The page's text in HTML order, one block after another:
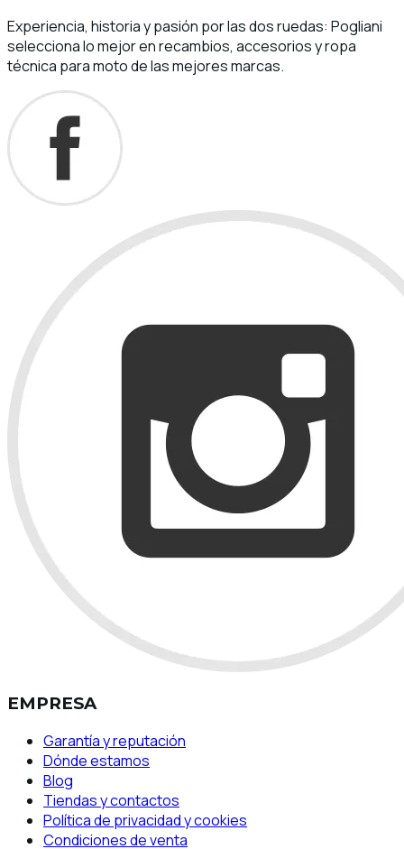
Experiencia, historia y pasión por las dos ruedas: Pogliani
selecciona lo mejor en recambios, accesorios y ropa
técnica para moto de las mejores marcas.
EMPRESA
Garantía y reputación
Dónde estamos
Blog
Tiendas y contactos
Política de privacidad y cookies
Condiciones de venta